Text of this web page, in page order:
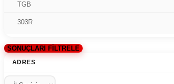
TGB
303R
SONUÇLARI FİLTRELE
ADRES